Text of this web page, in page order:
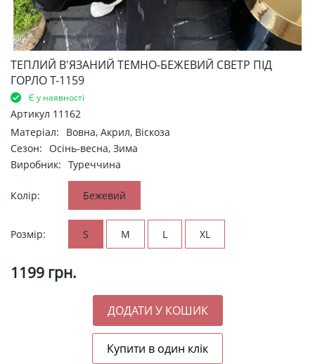
ТЕПЛИЙ В'ЯЗАНИЙ ТЕМНО-БЕЖЕВИЙ СВЕТР ПІД
ГОРЛО Т-1159
Є у наявності
Артикул 11162
Матеріал:
Вовна, Акрил, Віскоза
Сезон: Осінь-весна, Зима
Виробник: Туреччина
Колір: Бежевий
Розмір: S M L XL
1199 грн.